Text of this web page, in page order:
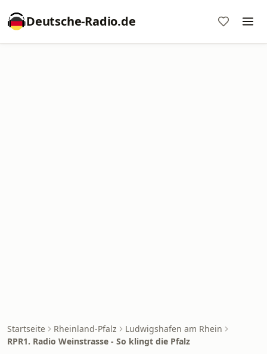
Deutsche-Radio.de
Startseite Rheinland-Pfalz
Ludwigshafen am Rhein
RPR1. Radio Weinstrasse - So klingt die Pfalz